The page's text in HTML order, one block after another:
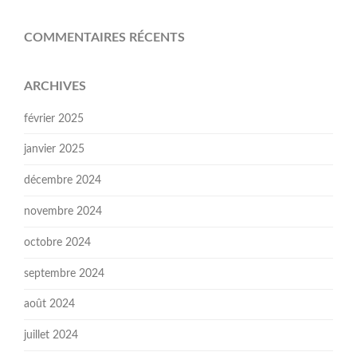
COMMENTAIRES RÉCENTS
ARCHIVES
février 2025
janvier 2025
décembre 2024
novembre 2024
octobre 2024
septembre 2024
août 2024
juillet 2024